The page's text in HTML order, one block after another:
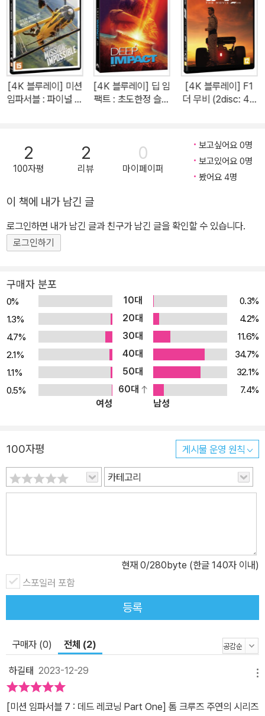
[4K 블루레이] 미션
임파서블 : 파이널 레
[4K 블루레이] 딥 임
팩트 : 초도한정 슬립
[4K 블루레이] F1
더 무비 (2disc: 4K
2
100자평
2
리뷰
0
마이페이퍼
보고싶어요 0명
보고있어요 0명
봤어요 4명
이 책에 내가 남긴 글
로그인하면 내가 남긴 글과 친구가 남긴 글을 확인할 수 있습니다.
로그인하기
구매자 분포
0% 10대
0.3%
1.3%
20대
4.2%
4.7%
30대
11.6%
2.1%
40대
34.7%
1.1%
50대
32.1%
0.5%
60대
7.4%
여성
남성
100자평 게시물 운영 원칙
카테고리
현재 0/280byte (한글 140자 이내)
스포일러 포함
등록
구매자 (0) 전체 (2)
하길태 2023-12-29
[미션 임파서블 7 : 데드 레코닝 Part One] 톰 크루즈 주연의 시리즈